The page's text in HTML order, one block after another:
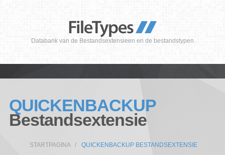
Databank van de Bestandsextensieen en de bestandstypen
QUICKENBACKUP
Bestandsextensie
STARTPAGINA QUICKENBACKUP BESTANDSEXTENSIE